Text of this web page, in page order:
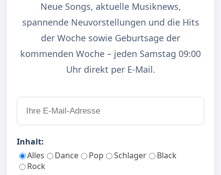
Neue Songs, aktuelle Musiknews,
spannende Neuvorstellungen und die Hits
der Woche sowie Geburtsage der
kommenden Woche – jeden Samstag 09:00
Uhr direkt per E-Mail.
Inhalt:
Alles
Dance Pop Schlager
Black
Rock